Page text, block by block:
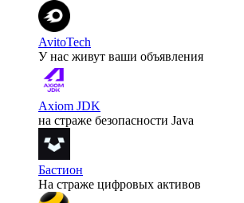
AvitoTech
У нас живут ваши объявления
Axiom JDK
на страже безопасности Java
Бастион
На страже цифровых активов